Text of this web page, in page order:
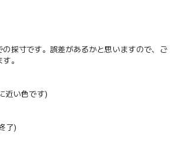
採寸です。誤差があるかと思いますので、ご
。
近い色です)
了)